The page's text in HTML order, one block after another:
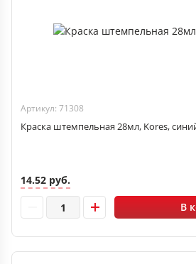
Артикул: 71308
Краска штемпельная 28мл, Kores,
14.52 руб.
В